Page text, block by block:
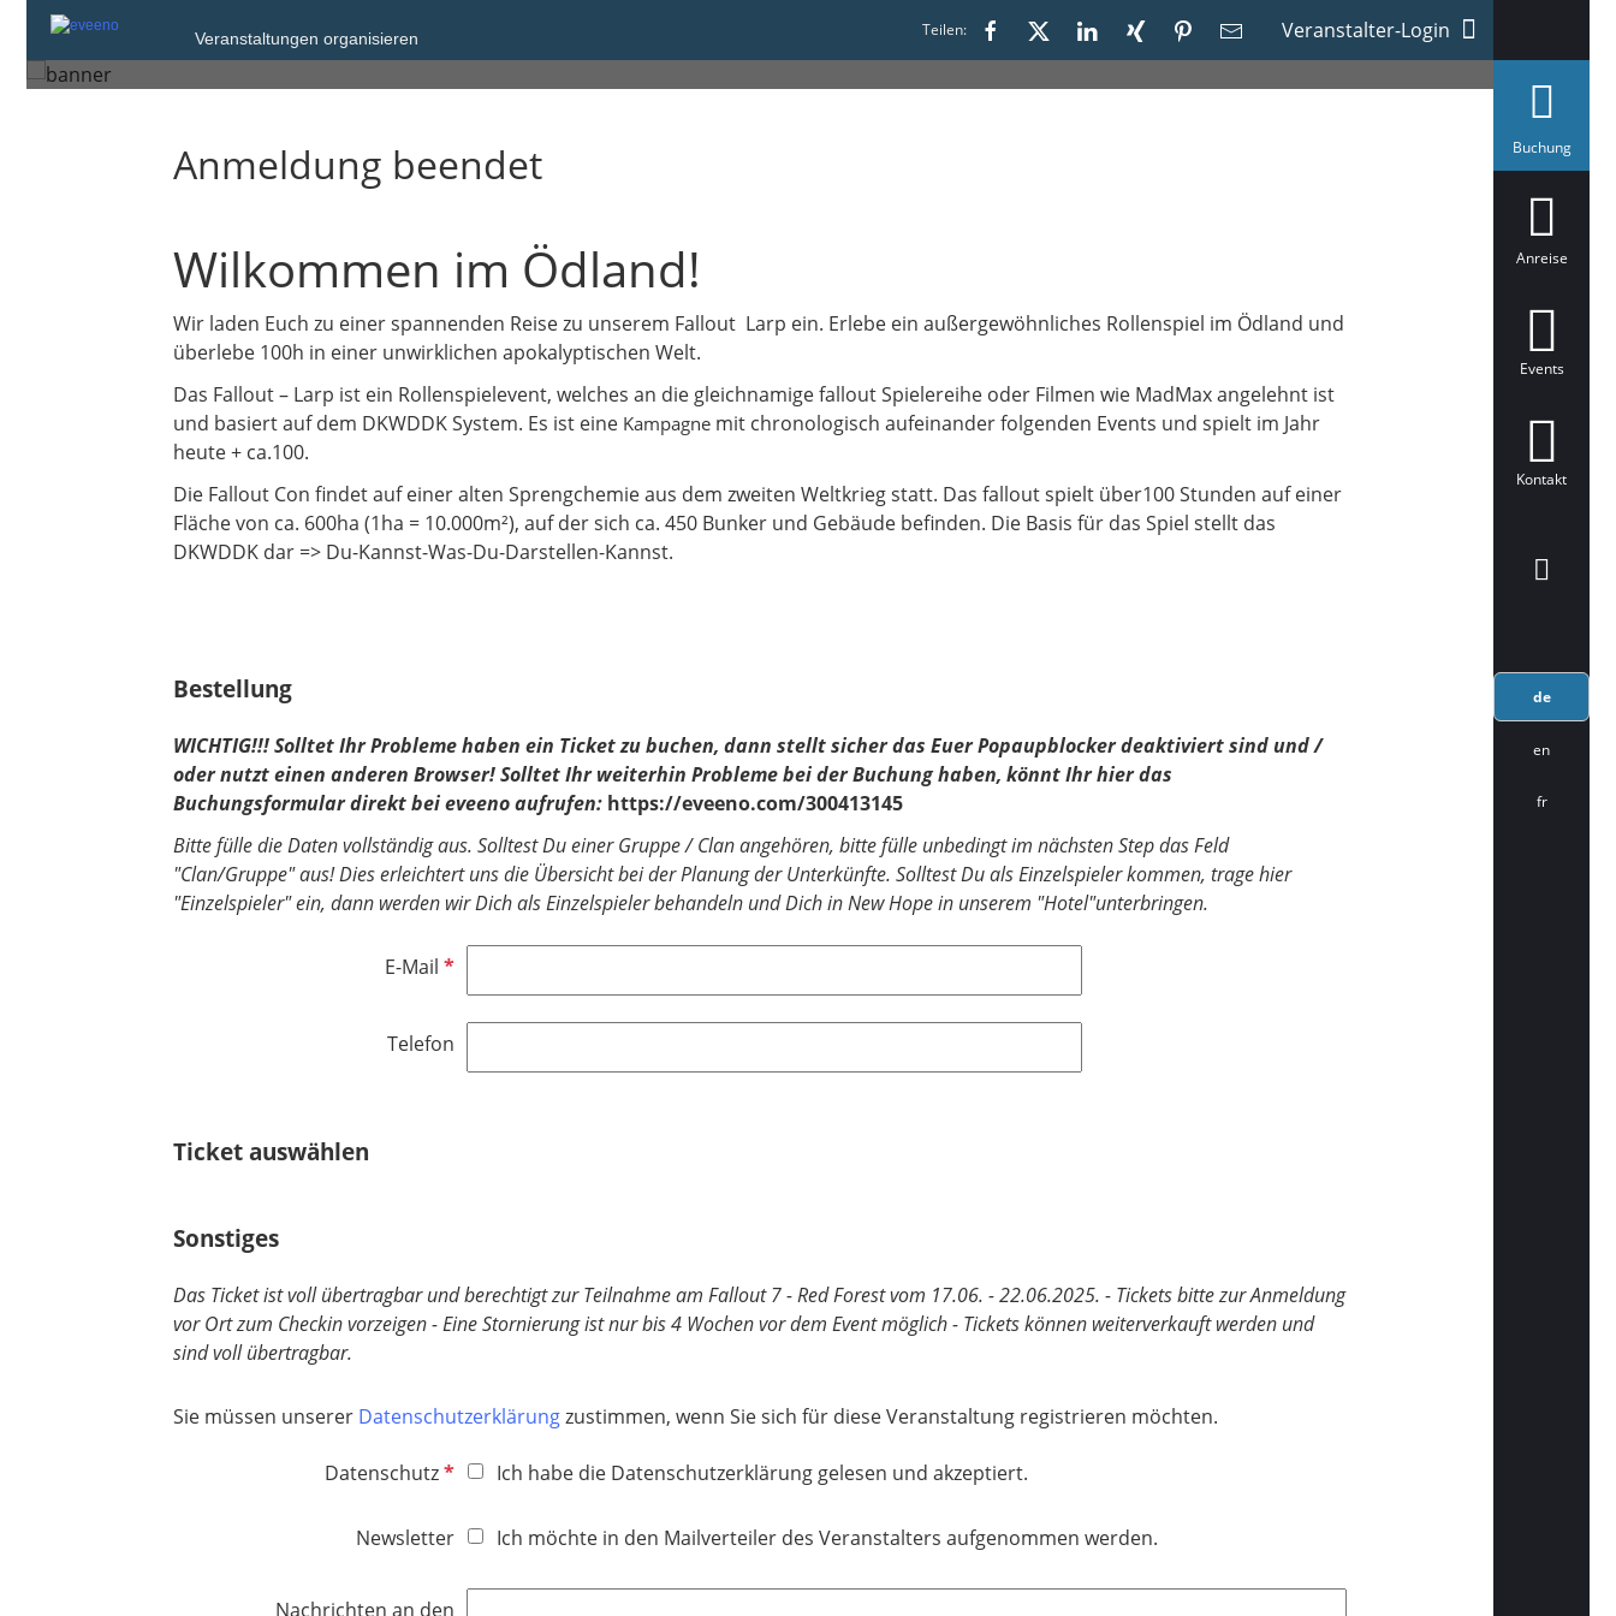
Veranstaltungen organisieren Teilen: Veranstalter-Login
Zasieki
Buchunga
Anreise
Events
Kontakt
de
en
fr
Anmeldung beendet
Wilkommen im Ödland!
Wir laden Euch zu einer spannenden Reise zu unserem Fallout Larp ein. Erlebe ein außergewöhnliches Rollenspiel im Ödland und
überlebe 100h in einer unwirklichen apokalyptischen Welt.
Das Fallout – Larp ist ein Rollenspielevent, welches an die gleichnamige fallout Spielereihe oder Filmen wie MadMax angelehnt ist
und basiert auf dem DKWDDK System. Es ist eine Kampagne mit chronologisch aufeinander folgenden Events und spielt im Jahr
heute + ca.100.
Die Fallout Con findet auf einer alten Sprengchemie aus dem zweiten Weltkrieg statt. Das fallout spielt über100 Stunden auf einer
Fläche von ca. 600ha (1ha = 10.000m²), auf der sich ca. 450 Bunker und Gebäude befinden. Die Basis für das Spiel stellt das
DKWDDK dar => Du-Kannst-Was-Du-Darstellen-Kannst.
Bestellung
WICHTIG!!! Solltet Ihr Probleme haben ein Ticket zu buchen, dann stellt sicher das Euer Popaupblocker deaktiviert sind und /
oder nutzt einen anderen Browser! Solltet Ihr weiterhin Probleme bei der Buchung haben, könnt Ihr hier das
Buchungsformular direkt bei eveeno aufrufen: https://eveeno.com/300413145
Bitte fülle die Daten vollständig aus. Solltest Du einer Gruppe / Clan angehören, bitte fülle unbedingt im nächsten Step das Feld
"Clan/Gruppe" aus! Dies erleichtert uns die Übersicht bei der Planung der Unterkünfte. Solltest Du als Einzelspieler kommen, trage hier
"Einzelspieler" ein, dann werden wir Dich als Einzelspieler behandeln und Dich in New Hope in unserem "Hotel"unterbringen.
E-Mail P
i
Telefon
Ticket auswählen
Sonstiges
Das Ticket ist voll übertragbar und berechtigt zur Teilnahme am Fallout 7 - Red Forest vom 17.06. - 22.06.2025. - Tickets bitte zur Anmeldung
vor Ort zum Checkin vorzeigen - Eine Stornierung ist nur bis 4 Wochen vor dem Event möglich - Tickets können weiterverkauft werden und
sind voll übertragbar.
Sie müssen unserer Datenschutzerklärungzustimmen, wenn Sie sich für diese Veranstaltung registrieren möchten.
DatenschutzP
l
Ich habe die Datenschutzerklärung gelesen und akzeptiert.
Newsletter Ich möchte in den Mailverteiler des Veranstalters aufgenommen werden.
Nachrichten an den